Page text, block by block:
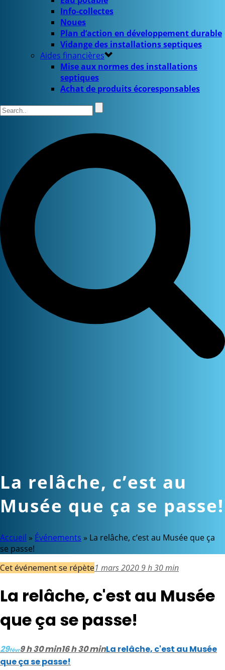
Info-collectes
Noues
Plan d’action en développement durable
Vidange des installations septiques
Aides financières
Mise aux normes des installations
septiques
Achat de produits écoresponsables
La relâche, c’est au
Musée que ça se passe!
Accueil » Événements » La relâche, c’est au Musée que ça
se passe!
Cet événement se répète1 mars 2020 9 h 30 min
La relâche, c'est au Musée
que ça se passe!
29févr9 h 30 min16 h 30 minLa relâche, c'est au Musée
que ça se passe!